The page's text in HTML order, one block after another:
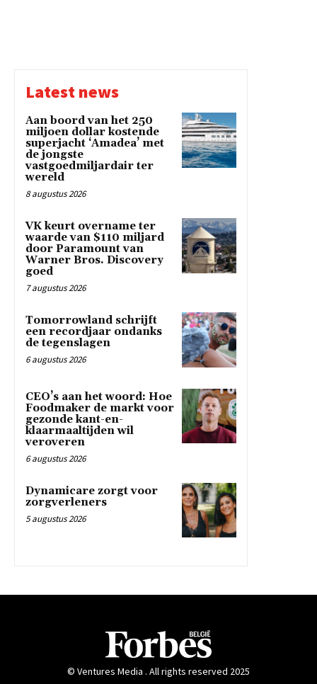
Latest news
Aan boord van het 250
miljoen dollar kostende
superjacht ‘Amadea’ met
de jongste
vastgoedmiljardair ter
wereld
8 augustus 2026
VK keurt overname ter
waarde van $110 miljard
door Paramount van
Warner Bros. Discovery
goed
7 augustus 2026
Tomorrowland schrijft
een recordjaar ondanks
de tegenslagen
6 augustus 2026
CEO’s aan het woord: Hoe
Foodmaker de markt voor
gezonde kant-en-
klaarmaaltijden wil
veroveren
6 augustus 2026
Dynamicare zorgt voor
zorgverleners
5 augustus 2026
© Ventures Media . All rights reserved 2025